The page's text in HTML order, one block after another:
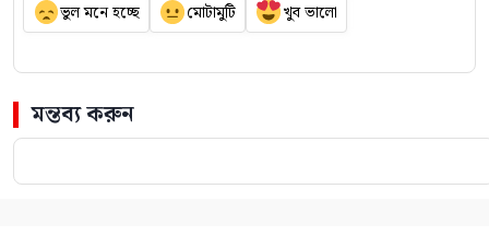
ভুল মনে হচ্ছে মোটামুটি খুব ভালো
মন্তব্য করুন